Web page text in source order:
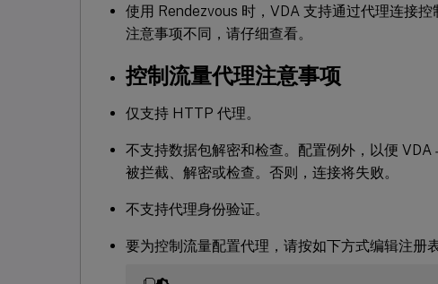
使用 Rendezvous 时，VDA 支持通过代理连接
注意事项不同，请仔细查看。
控制流量代理注意事项
仅支持 HTTP 代理。
不支持数据包解密和检查。配置例外，以便
被拦截、解密或检查。否则，连接将失败。
不支持代理身份验证。
要为控制流量配置代理，请按如下方式编辑注册